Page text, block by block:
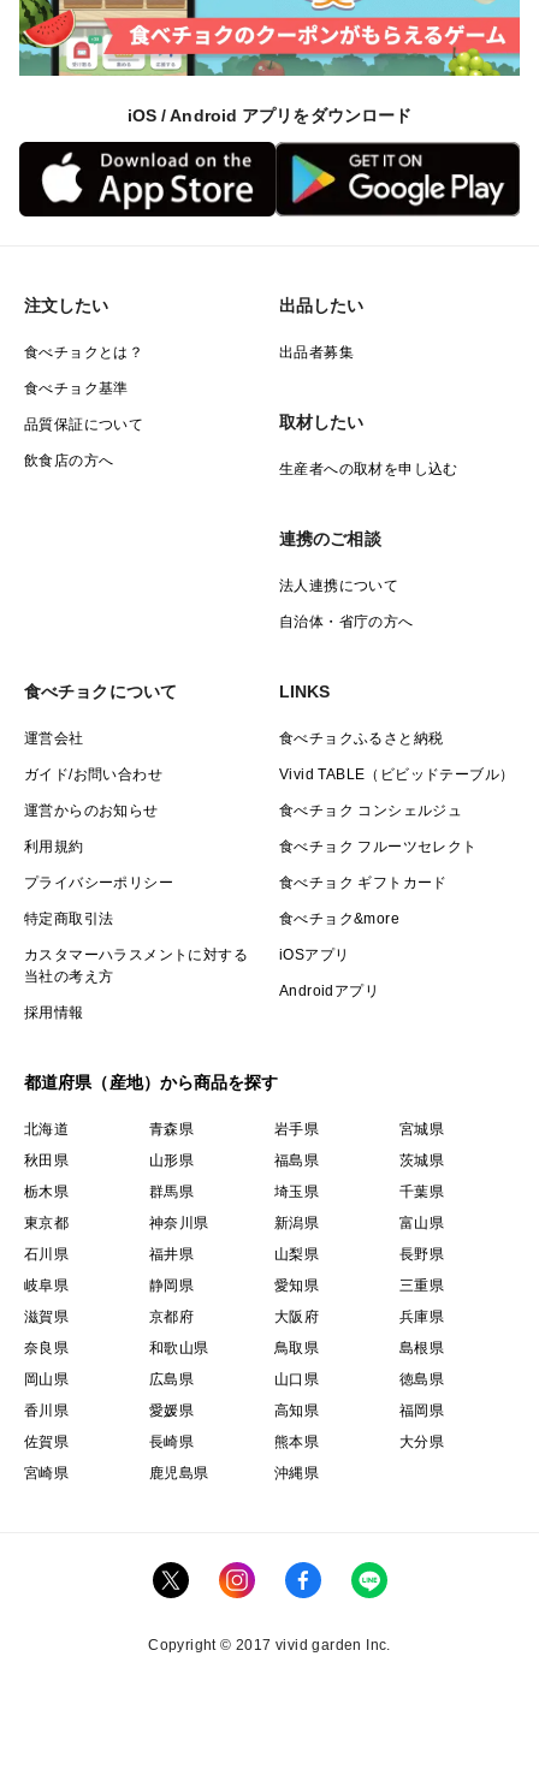
iOS / Android アプリをダウンロード
注文したい
食べチョクとは？
食べチョク基準
品質保証について
飲食店の方へ
出品したい
出品者募集
取材したい
生産者への取材を申し込む
連携のご相談
法人連携について
自治体・省庁の方へ
食べチョクについて
運営会社
ガイド/お問い合わせ
運営からのお知らせ
利用規約
プライバシーポリシー
特定商取引法
カスタマーハラスメントに対する
当社の考え方
採用情報
LINKS
食べチョクふるさと納税
Vivid TABLE（ビビッドテーブル）
食べチョク コンシェルジュ
食べチョク フルーツセレクト
食べチョク ギフトカード
食べチョク&more
iOSアプリ
Androidアプリ
都道府県（産地）から商品を探す
北海道 青森県 岩手県
宮城県
秋田県
山形県 福島県
茨城県
栃木県
群馬県 埼玉県
千葉県
東京都
神奈川県 新潟県
富山県
石川県
福井県 山梨県
長野県
岐阜県
静岡県 愛知県
三重県
滋賀県
京都府 大阪府
兵庫県
奈良県
和歌山県 鳥取県
島根県
岡山県
広島県 山口県
徳島県
香川県
愛媛県 高知県
福岡県
佐賀県
長崎県 熊本県
大分県
宮崎県
鹿児島県 沖縄県
Copyright © 2017 vivid garden Inc.